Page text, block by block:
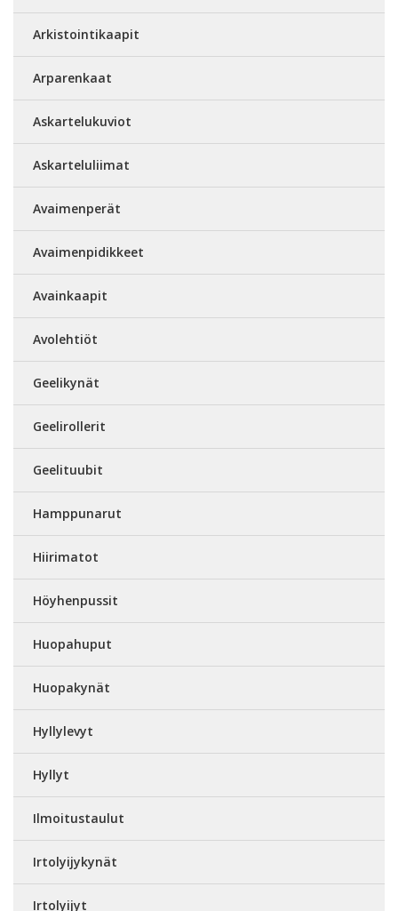
Arkistointikaapit
Arparenkaat
Askartelukuviot
Askarteluliimat
Avaimenperät
Avaimenpidikkeet
Avainkaapit
Avolehtiöt
Geelikynät
Geelirollerit
Geelituubit
Hamppunarut
Hiirimatot
Höyhenpussit
Huopahuput
Huopakynät
Hyllylevyt
Hyllyt
Ilmoitustaulut
Irtolyijykynät
Irtolyijyt